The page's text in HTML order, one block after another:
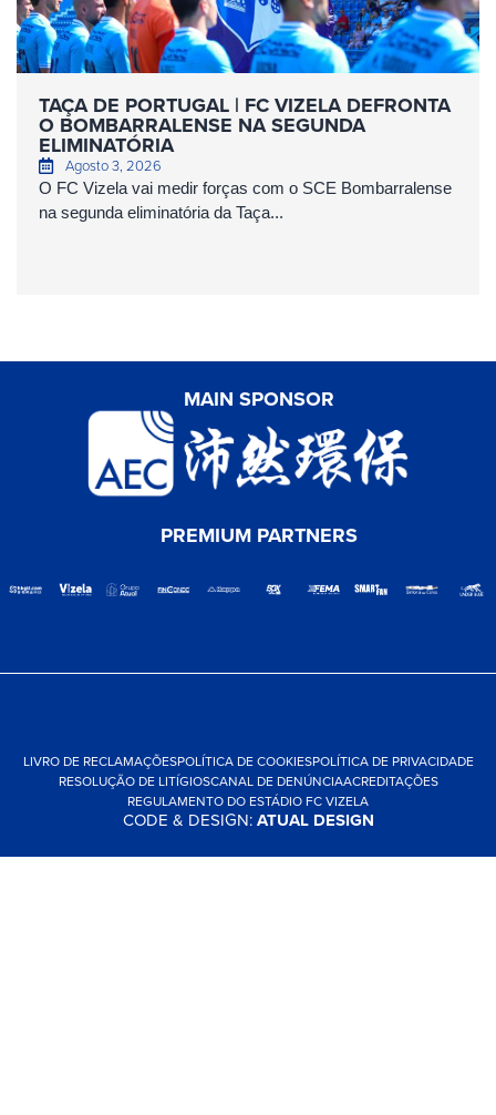
TAÇA DE PORTUGAL | FC VIZELA DEFRONTA
O BOMBARRALENSE NA SEGUNDA
ELIMINATÓRIA
Agosto 3, 2026
O FC Vizela vai medir forças com o SCE Bombarralense
na segunda eliminatória da Taça...
MAIN SPONSOR
PREMIUM PARTNERS
LIVRO DE RECLAMAÇÕESPOLÍTICA DE COOKIESPOLÍTICA DE PRIVACIDADE
RESOLUÇÃO DE LITÍGIOSCANAL DE DENÚNCIAACREDITAÇÕES
REGULAMENTO DO ESTÁDIO FC VIZELA
CODE & DESIGN:ATUAL DESIGN